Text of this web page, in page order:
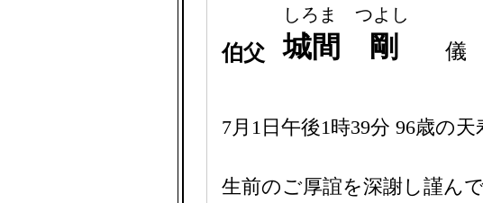
しろま つよし
伯父 城間 剛 儀
7月1日午後1時39分 96歳の
生前のご厚誼を深謝し謹ん